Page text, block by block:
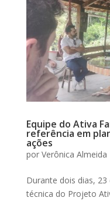
Equipe do Ativa
referência em
ações
por Verônica Almeida
Durante dois dias,
técnica do Projeto